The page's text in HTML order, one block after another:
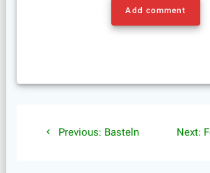
Add comment
Previous: Previous
Basteln Next: